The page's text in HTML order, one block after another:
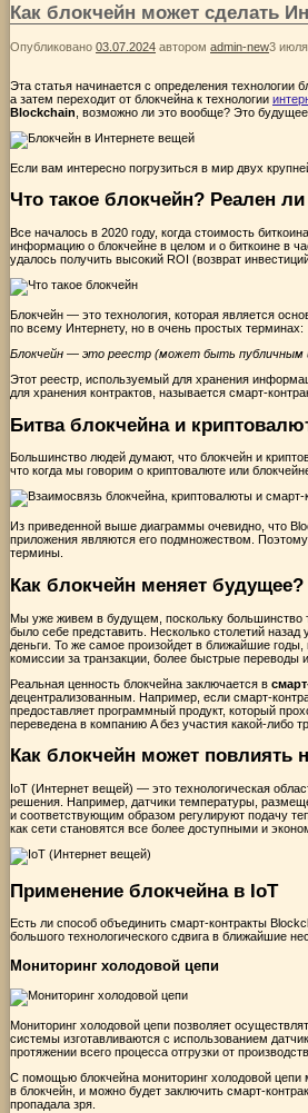
Как блокчейн может сделать
Опубликовано 03.07.2024 автором admin-new3
Эта статья начинается с определения технологии
а затем переходит от блокчейна к технологии
Blockchain , возможно ли это вообще? Это
Если вам интересно погрузиться в мир двух
Что такое блокчейн? Реален
Все началось в 2020 году, когда стоимость
информацию о блокчейне в целом и о биткоине в
удалось получить высокий ROI (возврат
Блокчейн — это технология, которая является
по всему Интернету, но в очень простых терминах:
Блокчейн — это реестр (может быть публичным
Этот реестр, используемый для хранения
для хранения контрактов, называется смарт-
Битва блокчейна и
Большинство людей думают, что блокчейн и
что когда мы говорим о криптовалюте или
Из приведенной выше диаграммы очевидно, что
приложения являются его подмножеством.
термины.
Как блокчейн меняет будущее?
Мы уже живем в будущем, поскольку большинство
было себе представить. Несколько столетий
деньги. То же самое произойдет в ближайшие
комиссии за транзакции, более быстрые переводы и
Реальная ценность блокчейна заключается в
децентрализованным. Например, если смарт-
предоставляет программный продукт, который
переведена в компанию A без участия какой-либо
Как блокчейн может повлиять
IoT (Интернет вещей) — это технологическая
решения. Например, датчики температуры,
и соответствующим образом регулируют подачу
как сети становятся все более доступными и
Применение блокчейна в IoT
Есть ли способ объединить смарт-контракты
большого технологического сдвига в ближайшие
Мониторинг холодовой цепи
Мониторинг холодовой цепи позволяет
системы изготавливаются с использованием
протяжении всего процесса отгрузки от
С помощью блокчейна мониторинг холодовой
в блокчейн, и можно будет заключить смарт-
пропадала зря.